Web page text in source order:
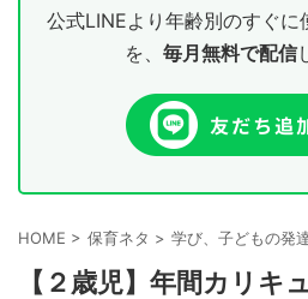
公式LINEより年齢別のすぐに
を、 毎月無料で配信
HOME > 保育ネタ > 学び、子どもの発
【２歳児】年間カリキ